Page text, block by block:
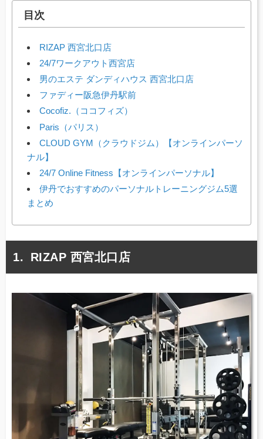
目次
RIZAP 西宮北口店
24/7ワークアウト西宮店
男のエステ ダンディハウス 西宮北口店
ファディー阪急伊丹駅前
Cocofiz.（ココフィズ）
Paris（パリス）
CLOUD GYM（クラウドジム）【オンラインパーソ
ナル】
24/7 Online Fitness【オンラインパーソナル】
伊丹でおすすめのパーソナルトレーニングジム5選
まとめ
RIZAP 西宮北口店